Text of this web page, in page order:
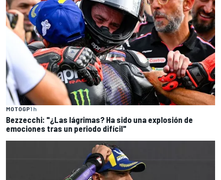
MOTOGP1 h
Bezzecchi: "¿Las lágrimas? Ha sido una explosión de
emociones tras un periodo difícil"